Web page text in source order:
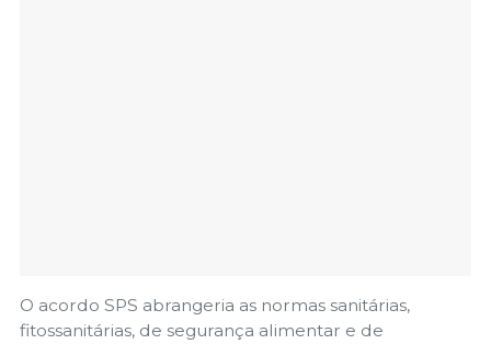
O acordo SPS abrangeria as normas sanitárias,
fitossanitárias, de segurança alimentar e de